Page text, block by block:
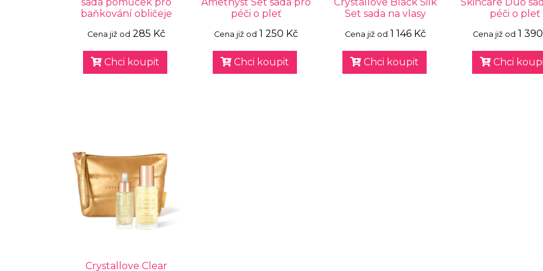
baňkování obličeje
Cena již od 285 Kč
Chci koupit
péči o pleť
Cena již od 1 250 Kč
Chci koupit
Set sada na vlasy
Cena již od 1 146 Kč
Chci koupit
péči o pleť
Cena již od 1
Chci
Crystallove Clear